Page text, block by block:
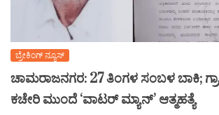
ಬ್ರೇಕಿಂಗ್ ನ್ಯೂಸ್
ಚಾಮರಾಜನಗರ: 27 ತಿಂಗಳ ಸಂಬಳ ಬಾಕಿ;
ಕಚೇರಿ ಮುಂದೆ ‘ವಾಟರ್ ಮ್ಯಾನ್’ ಆತ್ಮಹತ್ಯೆ